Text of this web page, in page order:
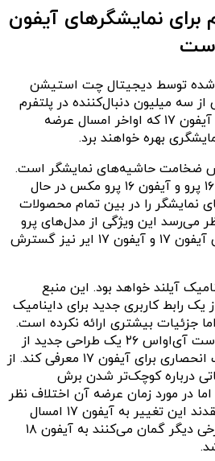
برای نمایشگرهای آیفون
شده توسط دیجیتال چت استیشن
سه میلیون دنبال‌کننده در پلتفرم
چینی ویبو)، تمام مدل‌های آیفون ۱۷ که اواخر امسال عرضه
بهره خواهند برد.
ضخامت حاشیه‌های نمایشگر است.
اپل ادعا می‌کند که آیفون ۱۶ پرو و آیفون ۱۶ پرو مکس در حال
نمایشگر را در بین تمام محصولات
می‌رسد این ویژگی از مدل‌های پرو
به مدل‌های معمولی‌تر یعنی آیفون ۱۷ و آیفون ۱۷ ایر نیز گسترش
آیلند خواهد بود. این منبع
داده که آیفون ۱۷ از یک رابط کاربری جدید برای داینامیک
اما جزئیات بیشتری ارائه نکرده است.
از جنبه نرم‌افزاری، ممکن است آی‌اواس ۲۶ یک طراحی جدید از
داینامیک آیلند را به صورت انحصاری برای آیفون ۱۷ معرفی کند. از
درباره کوچک‌تر شدن برش
اما در مورد زمان عرضه آن اختلاف نظر
وجود دارد. برخی منابع معتقدند این تغییر به آیفون ۱۷ امسال
خواهد رسید؛در حالی که برخی دیگر گمان می‌کنند به آیفون ۱۸